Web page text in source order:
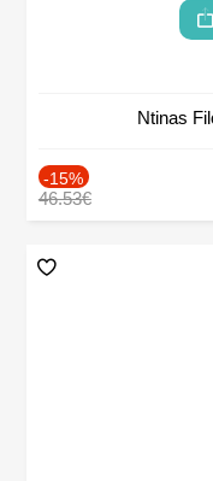
Ntinas
-15%
46.53€